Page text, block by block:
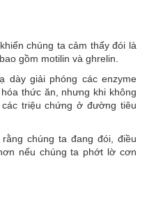
chúng ta cảm thấy đói là
gồm motilin và ghrelin.
dày giải phóng các enzyme
thức ăn, nhưng khi không
triệu chứng ở đường tiêu
chúng ta đang đói, điều
nếu chúng ta phớt lờ cơn